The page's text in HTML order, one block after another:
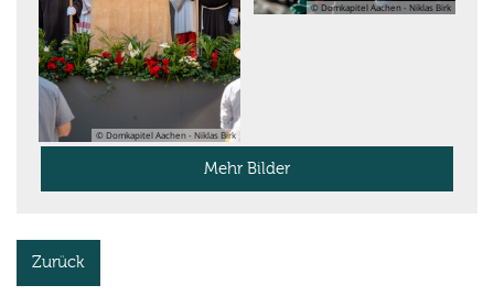
© Domkapitel Aachen - Niklas Birk
© Domkapitel Aachen - Niklas Birk
Mehr Bilder
Zurück